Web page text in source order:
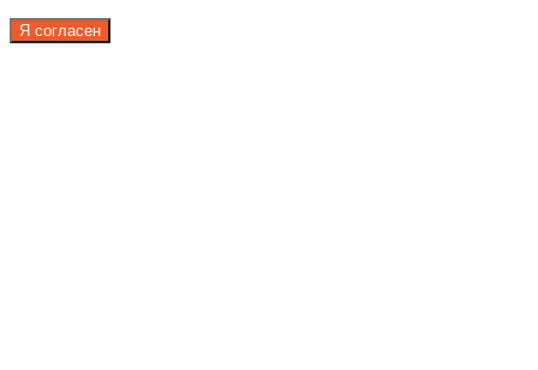
Я согласен